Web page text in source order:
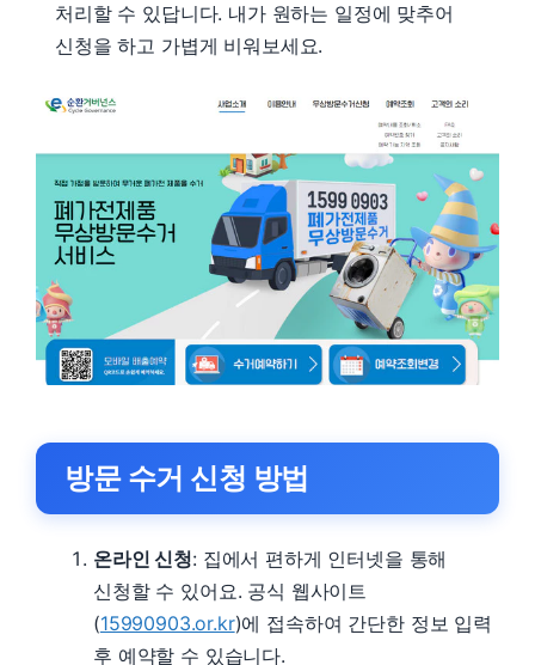
처리할 수 있답니다. 내가 원하는 일정에 맞추어
신청을 하고 가볍게 비워보세요.
방문 수거 신청 방법
온라인 신청: 집에서 편하게 인터넷을 통해
신청할 수 있어요. 공식 웹사이트
(15990903.or.kr)에 접속하여 간단한 정보 입력
후 예약할 수 있습니다.